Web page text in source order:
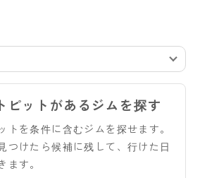
ピットがあるジムを探す
トを条件に含むジムを探せます。
つけたら候補に残して、行けた日
ます。